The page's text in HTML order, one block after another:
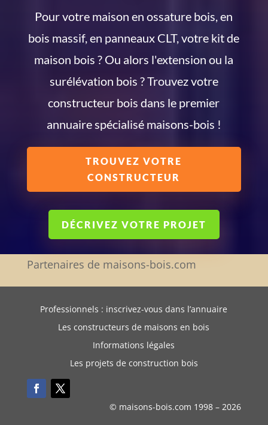
Pour votre maison en ossature bois, en
bois massif, en panneaux CLT, votre kit de
maison bois ? Ou alors l'extension ou la
surélévation bois ? Trouvez votre
constructeur bois dans le premier
annuaire spécialisé maisons-bois !
TROUVEZ VOTRE
CONSTRUCTEUR
DÉCRIVEZ VOTRE PROJET
Partenaires de maisons-bois.com
Professionnels : inscrivez-vous dans l’annuaire
Les constructeurs de maisons en bois
Informations légales
Les projets de construction bois
© maisons-bois.com 1998 –2026